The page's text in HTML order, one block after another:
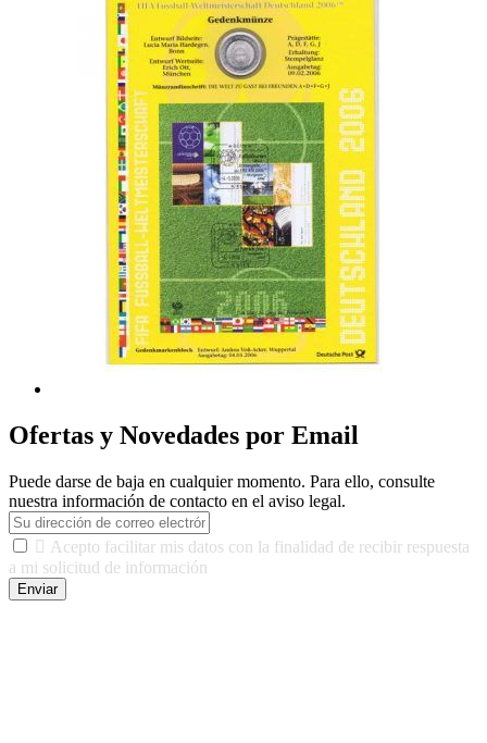
Ofertas y Novedades por Email
Puede darse de baja en cualquier momento. Para ello, consulte
nuestra información de contacto en el aviso legal.
 Acepto facilitar mis datos con la finalidad de recibir respuesta
a mi solicitud de información
Enviar